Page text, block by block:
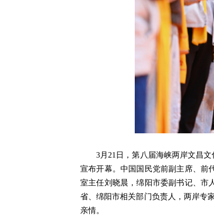
3月21日，第八届海峡两岸文昌文
宣布开幕。中国国民党前副主席、前
室主任刘晓晨，绵阳市委副书记、市
省、绵阳市相关部门负责人，两岸专
亲情。